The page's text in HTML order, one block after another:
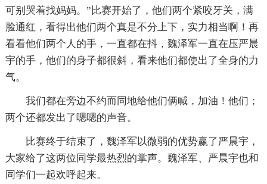
可别哭着找妈妈。”比赛开始了，他们两个紧咬牙关，满
脸通红，看得出他们两个真是不分上下，实力相当啊！再
看看他们两个人的手，一直都在抖，魏泽军一直在压严晨
宇的手，他们的身子都很斜，看来他们都使出了全身的力
气。
我们都在旁边不约而同地给他们俩喊，加油！他们；
两个还都发出了嗯嗯的声音。
比赛终于结束了，魏泽军以微弱的优势赢了严晨宇，
大家给了这两位同学最热烈的掌声。魏泽军、严晨宇也和
同学们一起欢呼起来。